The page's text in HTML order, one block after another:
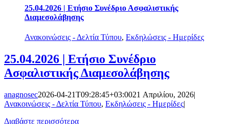
25.04.2026 | Ετήσιο Συνέδριο Ασφαλιστικής
Διαμεσολάβησης
Ανακοινώσεις - Δελτία Τύπου, Εκδηλώσεις - Ημερίδες
25.04.2026 | Ετήσιο Συνέδριο
Ασφαλιστικής Διαμεσολάβησης
anagnosec2026-04-21T09:28:45+03:0021 Απριλίου, 2026|
Ανακοινώσεις - Δελτία Τύπου, Εκδηλώσεις - Ημερίδες|
Διαβάστε περισσότερα